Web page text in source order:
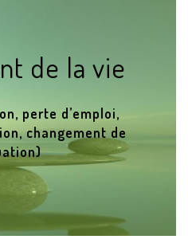
de la vie
perte d’emploi,
changement de